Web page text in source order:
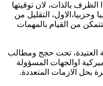
بالذات، لان توقيتها
التقليل من
من القيام بالمهمات
العتيدة، تحت حجج ومطالب
اوالجهات المسؤولة
بحل الازمات المتعددة.